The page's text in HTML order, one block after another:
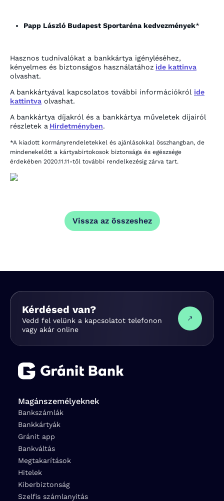
Papp László Budapest Sportaréna kedvezmények*
Hasznos tudnivalókat a bankkártya igényléséhez,
kényelmes és biztonságos használatához ide kattinva
olvashat.
A bankkártyával kapcsolatos további információkról ide
kattintva olvashat.
A bankkártya díjakról és a bankkártya műveletek díjairól
részletek a Hirdetményben.
*A kiadott kormányrendeletekkel és ajánlásokkal összhangban, de
mindenekelőtt a kártyabirtokosok biztonsága és egészsége
érdekében 2020.11.11-től további rendelkezésig zárva tart.
Vissza az összeshez
Kérdésed van?
Vedd fel velünk a kapcsolatot telefonon
vagy akár online
Magánszemélyeknek
Bankszámlák
Bankkártyák
Gránit app
Bankváltás
Megtakarítások
Hitelek
Kiberbiztonság
Szelfis számlanyitás